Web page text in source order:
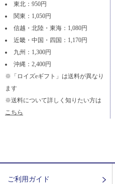
東北：950円
関東：1,050円
信越・北陸・東海：1,080円
近畿・中国・四国：1,170円
九州：1,300円
沖縄：2,400円
※「ロイズeギフト」は送料が異なり
ます
※送料について詳しく知りたい方は
こちら
ご利用ガイド